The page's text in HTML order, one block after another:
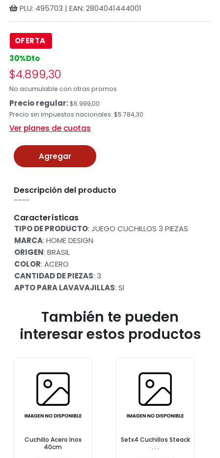
PLU: 495703 | EAN: 2804041444001
OFERTA
30%Dto
$4.899,30
No acumulable con otras promos
Precio regular:$6.999,00
Precio sin impuestos nacionales: $5.784,30
Ver planes de cuotas
Agregar
Descripción del producto
----
Características
TIPO DE PRODUCTO: JUEGO CUCHILLOS 3 PIEZAS
MARCA: HOME DESIGN
ORIGEN: BRASIL
COLOR: ACERO
CANTIDAD DE PIEZAS: 3
APTO PARA LAVAVAJILLAS: SI
También te pueden
interesar estos productos
Cuchillo Acero Inox
40cm
Setx4 Cuchillos Steack
. . .